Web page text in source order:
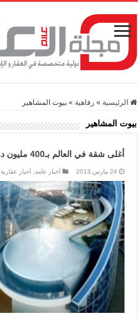
الرئيسية » رفاهية » بيوت المشاهير
بيوت المشاهير
أغلى شقة في العالم بـ400 مليون دولار
24 مارس,2013 أخبار عامة, أخبار عقارية,